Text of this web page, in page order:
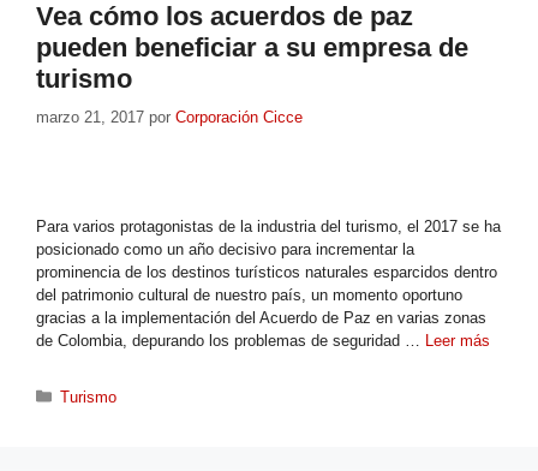
Vea cómo los acuerdos de paz
pueden beneficiar a su empresa de
turismo
marzo 21, 2017 por Corporación Cicce
Para varios protagonistas de la industria del turismo, el 2017 se ha
posicionado como un año decisivo para incrementar la
prominencia de los destinos turísticos naturales esparcidos dentro
del patrimonio cultural de nuestro país, un momento oportuno
gracias a la implementación del Acuerdo de Paz en varias zonas
de Colombia, depurando los problemas de seguridad …
Leer más
Turismo